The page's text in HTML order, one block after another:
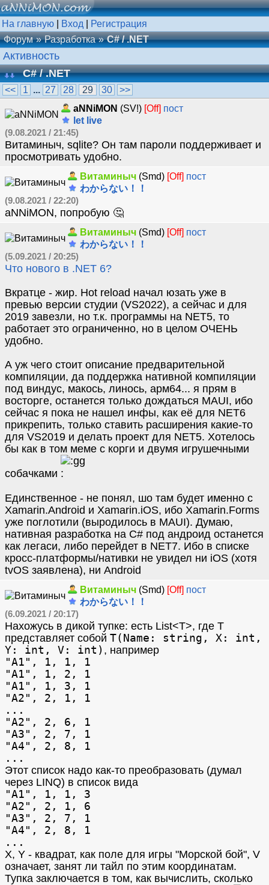
На главную Вход
Регистрация
Форум
Разработка C# / .NET
Активность
C# / .NET
<< 1 ... 27 28 29 30
>>
aNNiMON (SV!) [Off] пост
let live
(9.08.2021 / 21:45)
Витаминыч, sqlite? Он там пароли поддерживает и
просмотривать удобно.
Витаминыч (Smd) [Off] пост
わからない！！
(9.08.2021 / 22:20)
aNNiMON, попробую 🤔
Витаминыч (Smd) [Off] пост
わからない！！
(5.09.2021 / 20:25)
Что нового в .NET 6?
Вкратце - жир. Hot reload начал юзать уже в
превью версии студии (VS2022), а сейчас и для
2019 завезли, но т.к. программы на NET5, то
работает это ограниченно, но в целом ОЧЕНЬ
удобно.
А уж чего стоит описание предварительной
компиляции, да поддержка нативной компиляции
под виндус, макось, линось, арм64... я прям в
восторге, останется только дождаться MAUI, ибо
сейчас я пока не нашел инфы, как её для NET6
прикрепить, только ставить расширения какие-то
для VS2019 и делать проект для NET5. Хотелось
бы как в том меме с корги и двумя игрушечными
собачками
Единственное - не понял, шо там будет именно с
Xamarin.Android и Xamarin.iOS, ибо Xamarin.Forms
уже поглотили (выродилось в MAUI). Думаю,
нативная разработка на С# под андроид останется
как легаси, либо перейдет в NET7. Ибо в списке
кросс-платформы/нативки не увидел ни iOS (хотя
tvOS заявлена), ни Android
Витаминыч (Smd) [Off] пост
わからない！！
(6.09.2021 / 20:17)
Нахожусь в дикой тупке: есть List<T>, где Т
представляет собой T(Name: string, X: int,
Y: int, V: int) , например
"A1", 1, 1, 1
"A1", 1, 2, 1
"A1", 1, 3, 1
"A2", 2, 1, 1
...
"A2", 2, 6, 1
"A3", 2, 7, 1
"A4", 2, 8, 1
...
Этот список надо как-то преобразовать (думал
через LINQ) в список вида
"A1", 1, 1, 3
"A2", 2, 1, 6
"A3", 2, 7, 1
"A4", 2, 8, 1
...
X, Y - квадрат, как поле для игры "Морской бой", V
означает, занят ли тайл по этим координатам.
Тупка заключается в том, как вычислить, сколько